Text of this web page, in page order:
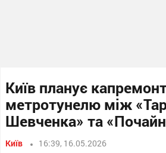
Київ планує
метротунелю між
Шевченка» та
Київ 16:39, 16.05.2026